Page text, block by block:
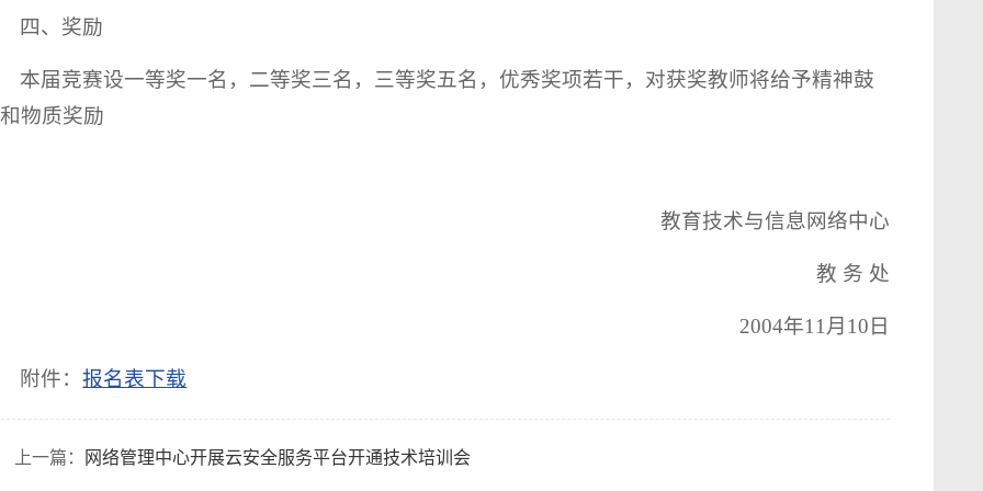
四、奖励
本届竞赛设一等奖一名，二等奖三名，三等奖五名，优秀奖项若干，对获奖教师将给予精神鼓
物质奖励
教育技术与信息网络中心
教 务 处
2004年11月10日
附件：报名表下载
上一篇： 网络管理中心开展云安全服务平台开通技术培训会